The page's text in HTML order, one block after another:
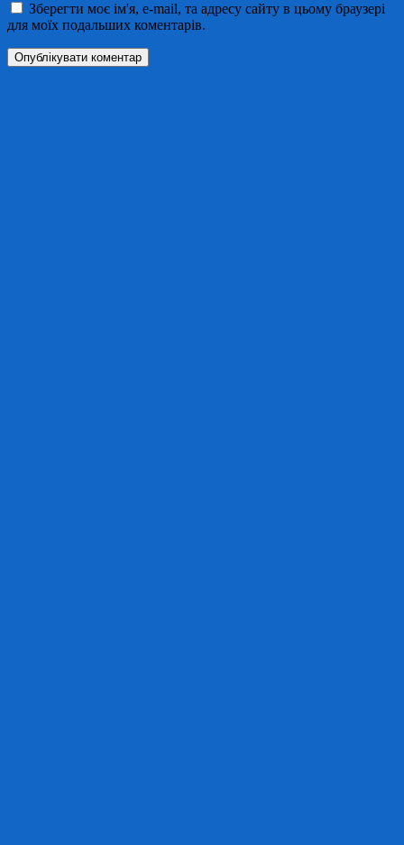
Зберегти моє ім'я, e-mail, та адресу сайту в цьому браузері
для моїх подальших коментарів.